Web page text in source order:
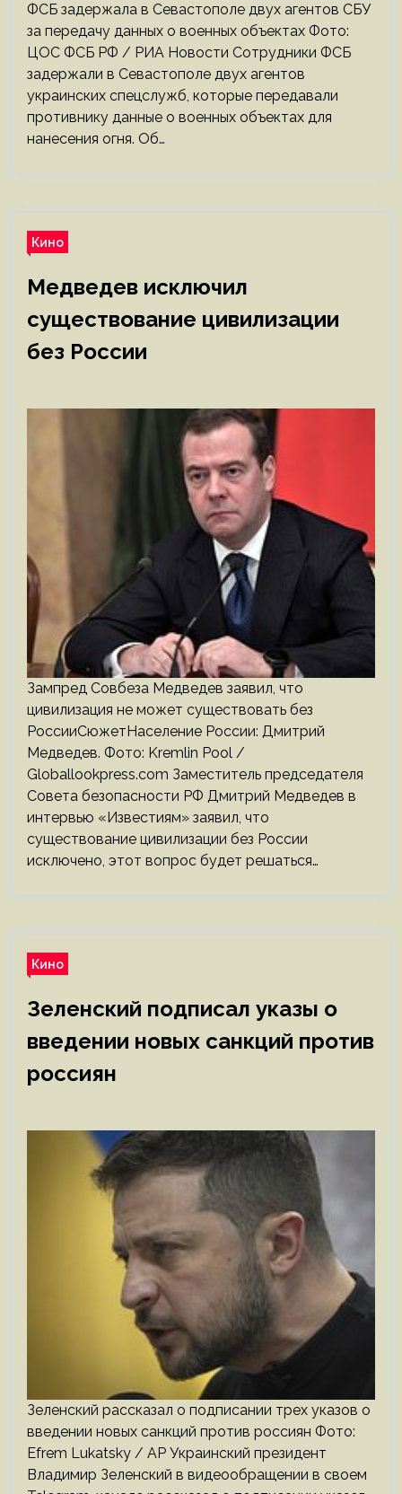
ФСБ задержала в Севастополе двух агентов СБУ
за передачу данных о военных объектах Фото:
ЦОС ФСБ РФ / РИА Новости Сотрудники ФСБ
задержали в Севастополе двух агентов
украинских спецслужб, которые передавали
противнику данные о военных объектах для
нанесения огня. Об…
Кино
Медведев исключил
существование цивилизации
без России
Зампред Совбеза Медведев заявил, что
цивилизация не может существовать без
РоссииСюжетНаселение России: Дмитрий
Медведев. Фото: Kremlin Pool /
Globallookpress.com Заместитель председателя
Совета безопасности РФ Дмитрий Медведев в
интервью «Известиям» заявил, что
существование цивилизации без России
исключено, этот вопрос будет решаться…
Кино
Зеленский подписал указы о
введении новых санкций против
россиян
Зеленский рассказал о подписании трех указов о
введении новых санкций против россиян Фото:
Efrem Lukatsky / AP Украинский президент
Владимир Зеленский в видеообращении в своем